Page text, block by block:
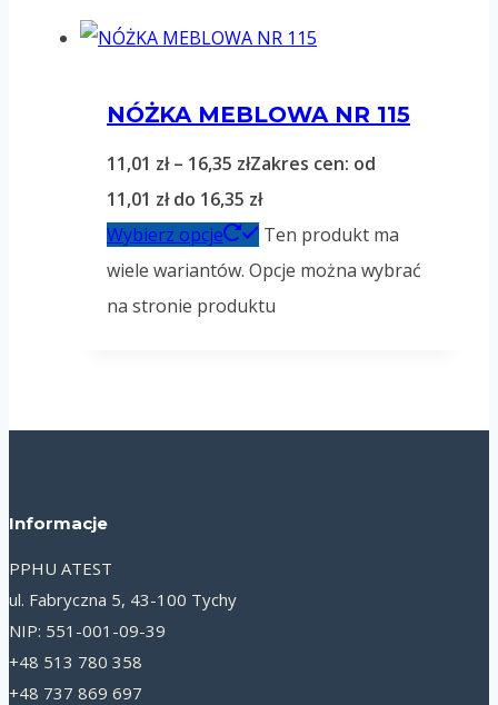
NÓŻKA MEBLOWA NR 115
11,01 zł – 16,35 złZakres cen: od
11,01 zł do 16,35 zł
Wybierz opcje
Ten produkt ma
wiele wariantów. Opcje można wybrać
na stronie produktu
Informacje
PPHU ATEST
ul. Fabryczna 5, 43-100 Tychy
NIP: 551-001-09-39
+48 513 780 358
+48 737 869 697